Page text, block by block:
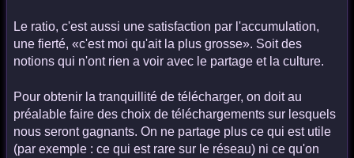
Le ratio, c'est aussi une satisfaction par l'accumulation,
une fierté, «c'est moi qu'ait la plus grosse». Soit des
notions qui n'ont rien a voir avec le partage et la culture.
Pour obtenir la tranquillité de télécharger, on doit au
préalable faire des choix de téléchargements sur lesquels
nous seront gagnants. On ne partage plus ce qui est utile
(par exemple : ce qui est rare sur le réseau) ni ce qu'on